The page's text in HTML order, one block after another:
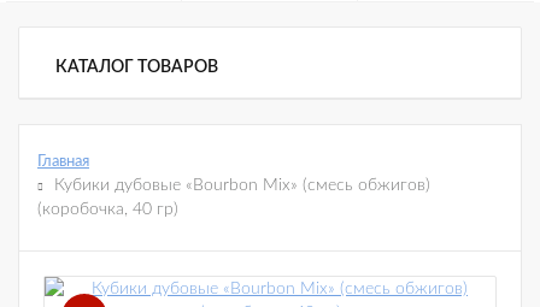
КАТАЛОГ ТОВАРОВ
Главная
Кубики дубовые «Bourbon Mix» (смесь обжигов)
(коробочка, 40 гр)